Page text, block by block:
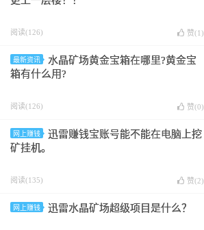
阅读(126) 赞(1 )
最新资讯
水晶矿场黄金宝箱在哪里?黄金宝
箱有什么用?
阅读(126) 赞(0)
网上赚钱
迅雷赚钱宝账号能不能在电脑上挖
矿挂机。
阅读(135) 赞(2)
网上赚钱 迅雷水晶矿场超级项目是什么？